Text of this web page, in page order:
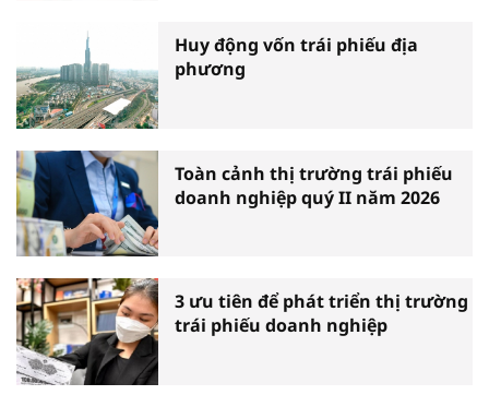
Huy động vốn trái phiếu địa
phương
Toàn cảnh thị trường trái phiếu
doanh nghiệp quý II năm 2026
3 ưu tiên để phát triển thị trường
trái phiếu doanh nghiệp